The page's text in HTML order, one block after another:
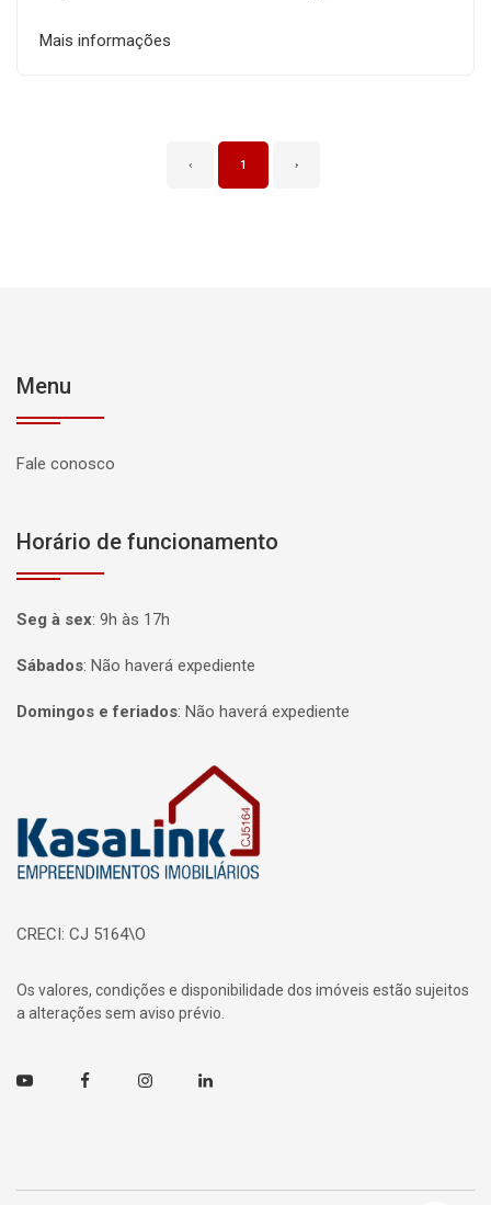
Mais informações
‹ 1 ›
Menu
Fale conosco
Horário de funcionamento
Seg à sex: 9h às 17h
Sábados: Não haverá expediente
Domingos e feriados: Não haverá expediente
CRECI: CJ 5164\O
Os valores, condições e disponibilidade dos imóveis estão sujeitos
a alterações sem aviso prévio.
Youtube FacebookInstagramLinkedin